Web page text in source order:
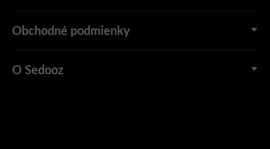
Obchodné podmienky
O Sedooz